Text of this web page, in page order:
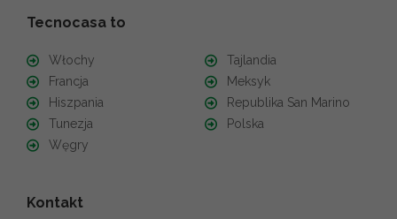
Tecnocasa to
Włochy
Francja
Hiszpania
Tunezja
Węgry
Tajlandia
Meksyk
Republika San Marino
Polska
Kontakt